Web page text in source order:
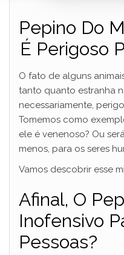
Pepino Do
É Perigoso
O fato de alguns
tanto quanto estranha
necessariamente,
Tomemos como
ele é venenoso? Ou
menos, para os seres
Vamos descobrir esse
Afinal, O
Inofensivo
Pessoas?